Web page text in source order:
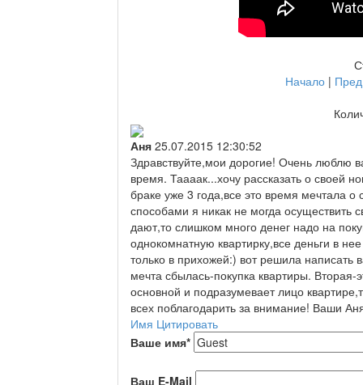
Начало |
Аня 25.07.2015 12:30:52
Здравствуйте,мои дорогие! Очень люблю
время. Таааак...хочу рассказать о своей
браке уже 3 года,все это время мечтала
способами я никак не могда осуществить
дают,то слишком много денег надо на
однокомнатную квартирку,все деньги в
только в прихожей:) вот решила написать
мечта сбылась-покупка квартиры. Вторая-
основной и подразумевает лицо
всех поблагодарить за внимание! Ваши
Имя Цитировать
Ваше имя*
Ваш E-Mail